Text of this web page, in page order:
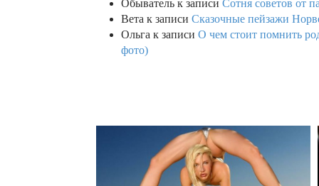
Обыватель к записи Сотня советов от
Вета к записи Сказочные пейзажи
Ольга к записи О чем стоит помнить
фото)